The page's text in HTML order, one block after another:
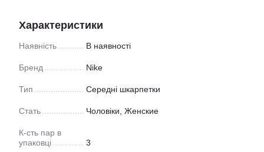
Характеристики
Наявність В наявності
Бренд Nike
Тип Середні шкарпетки
Стать Чоловіки, Женские
К-сть пар в
упаковці
3